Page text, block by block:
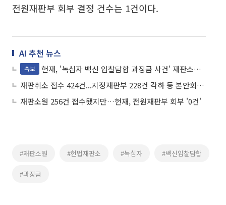
전원재판부 회부 결정 건수는 1건이다.
AI 추천 뉴스
속보
헌재, '녹십자 백신 입찰담합 과징금 사건' 재판소원 첫 사전심사 통과
재판취소 접수 424건...지정재판부 228건 각하 등 본안회부 ‘0건’
재판소원 256건 접수됐지만…헌재, 전원재판부 회부 '0건'
#재판소원 #헌법재판소 #녹십자 #백신입찰담합
#과징금